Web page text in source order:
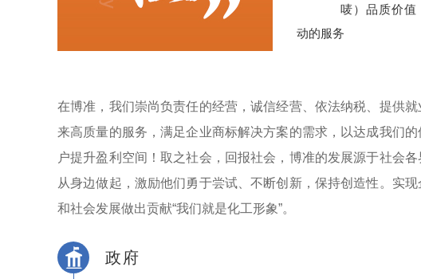
唛）品质价值
动的服务
在博准，我们崇尚负责任的经营，诚信经营、依法纳税、提供
来高质量的服务，满足企业商标解决方案的需求，以达成我们
户提升盈利空间！取之社会，回报社会，博准的发展源于社会
从身边做起，激励他们勇于尝试、不断创新，保持创造性。实
和社会发展做出贡献“我们就是化工形象”。
政府